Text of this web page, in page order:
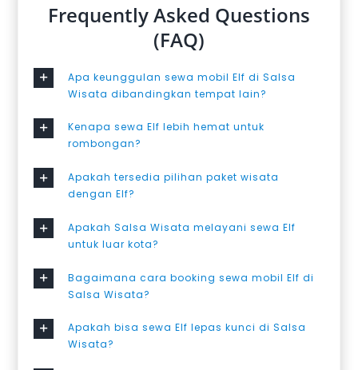
Frequently Asked Questions
(FAQ)
Apa keunggulan sewa mobil Elf di Salsa
Wisata dibandingkan tempat lain?
Kenapa sewa Elf lebih hemat untuk
rombongan?
Apakah tersedia pilihan paket wisata
dengan Elf?
Apakah Salsa Wisata melayani sewa Elf
untuk luar kota?
Bagaimana cara booking sewa mobil Elf di
Salsa Wisata?
Apakah bisa sewa Elf lepas kunci di Salsa
Wisata?